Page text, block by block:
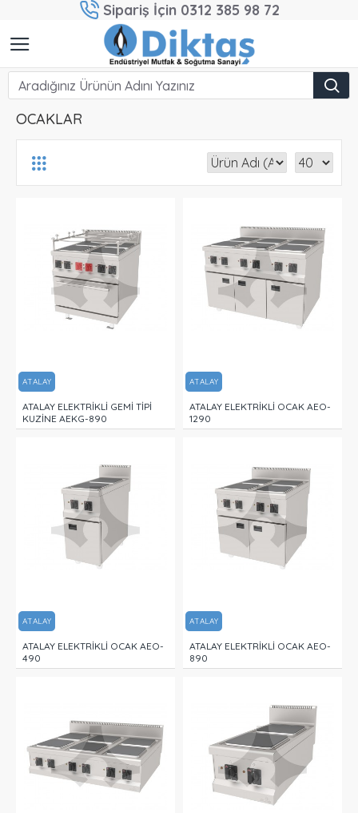
Sipariş İçin 0312 385 98 72
OCAKLAR
ATALAY
ATALAY ELEKTRİKLİ GEMİ TİPİ
KUZİNE AEKG-890
ATALAY
ATALAY ELEKTRİKLİ OCAK AEO-
1290
ATALAY
ATALAY ELEKTRİKLİ OCAK AEO-
490
ATALAY
ATALAY ELEKTRİKLİ OCAK AEO-
890